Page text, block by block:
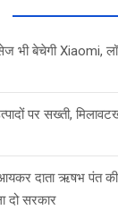
भी बेचेगी Xiaomi,
पर सख्ती,
दाता ऋषभ पंत की
दो सरकार